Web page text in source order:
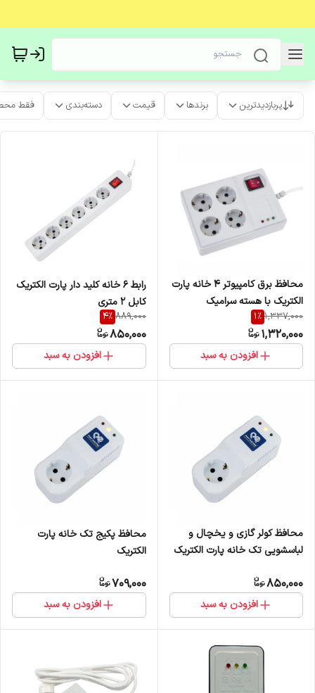
پربازدیدترین برندها قیمت دسته‌بندی فقط
محافظ برق کامپیوتر 4 خانه پارت
الکتریک با هسته سرامیک
1,337,000
1%
1,320,000
افزودن به سبد
رابط 6 خانه کلید دار پارت الکتریک
کابل 2 متری
889,000
4%
850,000
افزودن به سبد
محافظ کولر گازی و یخچال و
لباسشویی تک خانه پارت الکتریک
850,000
افزودن به سبد
محافظ پکیج تک خانه پارت
الکتریک
709,000
افزودن به سبد